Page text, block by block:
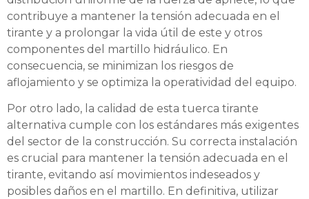
contribuye a mantener la tensión adecuada en el
tirante y a prolongar la vida útil de este y otros
componentes del martillo hidráulico. En
consecuencia, se minimizan los riesgos de
aflojamiento y se optimiza la operatividad del equipo.
Por otro lado, la calidad de esta tuerca tirante
alternativa cumple con los estándares más exigentes
del sector de la construcción. Su correcta instalación
es crucial para mantener la tensión adecuada en el
tirante, evitando así movimientos indeseados y
posibles daños en el martillo. En definitiva, utilizar